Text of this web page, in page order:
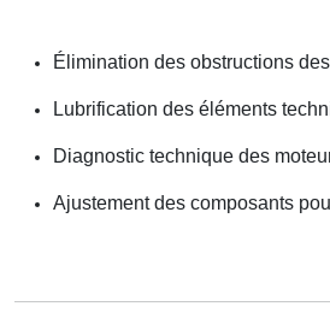
Élimination des obstructions
Lubrification des éléments
Diagnostic technique des
Ajustement des composants